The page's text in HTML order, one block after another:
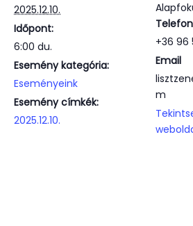
2025.12.10.
Időpont:
6:00 du.
Esemény kategória:
Eseményeink
Esemény címkék:
2025.12.10.
Telefon
+36 96
Email
m